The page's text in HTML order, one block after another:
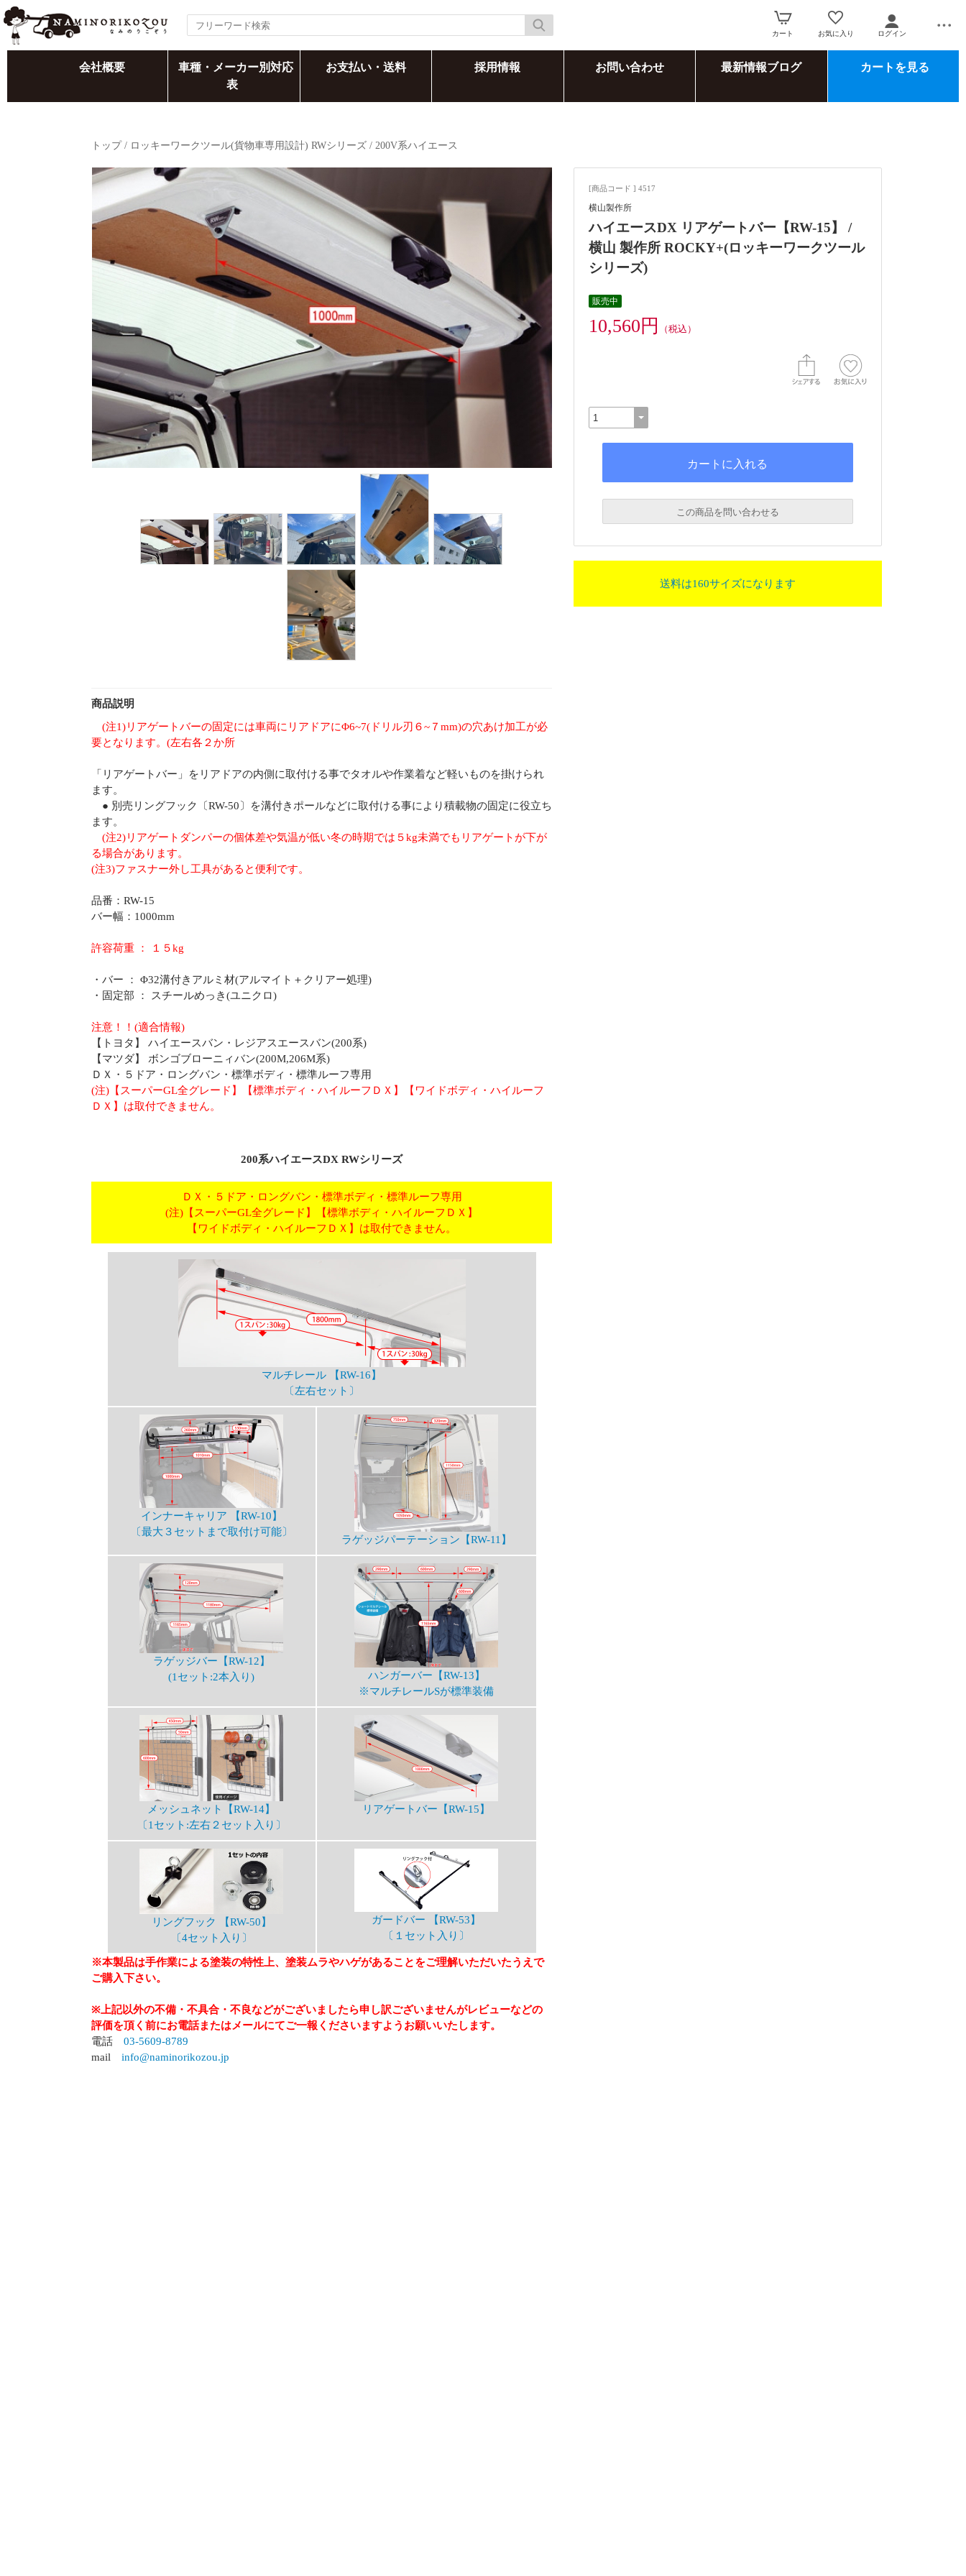
カート お気に入り ログイン
会社概要
車種・メーカー別対応
表
お支払い・送料 採用情報 お問い合わせ 最新情報ブログ カートを見る
トップ/ ロッキーワークツール(貨物車専用設計) RWシリーズ / 200V系ハイエース
商品説明
(注1)リアゲートバーの固定には車両にリアドアにΦ6~7(ドリル刃６~７mm)の穴あけ加工が必
要となります。(左右各２か所
「リアゲートバー」をリアドアの内側に取付ける事でタオルや作業着など軽いものを掛けられ
ます。
● 別売リングフック〔RW-50〕を溝付きポールなどに取付ける事により積載物の固定に役立ち
ます。
(注2)リアゲートダンパーの個体差や気温が低い冬の時期では５kg未満でもリアゲートが下が
る場合があります。
(注3)ファスナー外し工具があると便利です。
品番：RW-15
バー幅：1000mm
許容荷重 ： １５kg
・バー ： Φ32溝付きアルミ材(アルマイト＋クリアー処理)
・固定部 ： スチールめっき(ユニクロ)
注意！！(適合情報)
【トヨタ】 ハイエースバン・レジアスエースバン(200系)
【マツダ】 ボンゴブローニィバン(200M,206M系)
ＤＸ・５ドア・ロングバン・標準ボディ・標準ルーフ専用
(注)【スーパーGL全グレード】【標準ボディ・ハイルーフＤＸ】【ワイドボディ・ハイルーフ
ＤＸ】は取付できません。
200系ハイエースDX RWシリーズ
ＤＸ・５ドア・ロングバン・標準ボディ・標準ルーフ専用
(注)【スーパーGL全グレード】【標準ボディ・ハイルーフＤＸ】
【ワイドボディ・ハイルーフＤＸ】は取付できません。
マルチレール 【RW-16】
〔左右セット〕
インナーキャリア 【RW-10】
〔最大３セットまで取付け可能〕
ラゲッジパーテーション【RW-11】
ラゲッジバー【RW-12】
(1セット:2本入り)
ハンガーバー【RW-13】
※マルチレールSが標準装備
メッシュネット【RW-14】
〔1セット:左右２セット入り〕
リアゲートバー【RW-15】
リングフック 【RW-50】
〔4セット入り〕
ガードバー 【RW-53】
〔１セット入り〕
※本製品は手作業による塗装の特性上、塗装ムラやハゲがあることをご理解いただいたうえで
ご購入下さい。
※上記以外の不備・不具合・不良などがございましたら申し訳ございませんがレビューなどの
評価を頂く前にお電話またはメールにてご一報くださいますようお願いいたします。
電話 03-5609-8789
mail info@naminorikozou.jp
[商品コード ] 4517
横山製作所
ハイエースDX リアゲートバー【RW-15】 /
横山 製作所 ROCKY+(ロッキーワークツール
シリーズ)
販売中
10,560円 （税込）
この商品を問い合わせる
送料は160サイズになります